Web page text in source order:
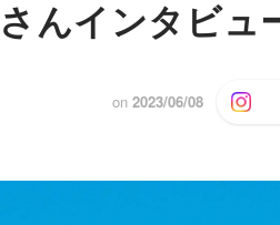
んインタビュ
on 2023/06/08